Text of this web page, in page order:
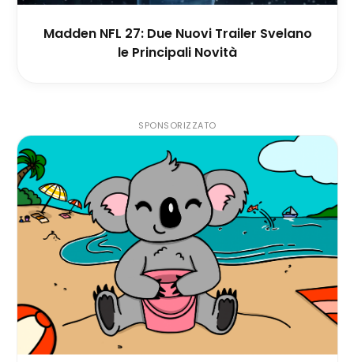
Madden NFL 27: Due Nuovi Trailer Svelano
le Principali Novità
SPONSORIZZATO